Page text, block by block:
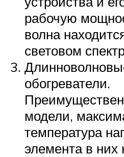
рабочую
волна
световом
обогреватели.
модели,
температура
элемента в